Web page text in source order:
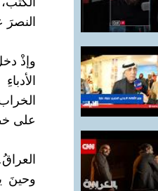
وإذْ
على
وحينَ